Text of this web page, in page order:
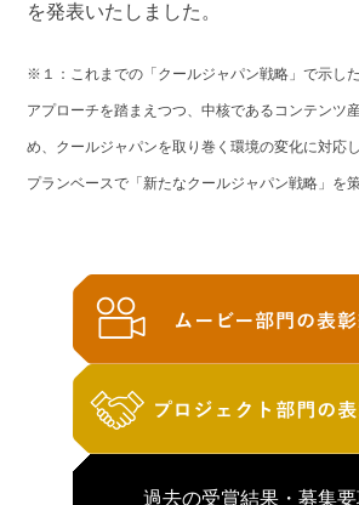
を発表いたしました。
※１：これまでの「クールジャパン戦略」で示し
アプローチを踏まえつつ、中核であるコンテンツ
め、クールジャパンを取り巻く環境の変化に対応
プランベースで「新たなクールジャパン戦略」を策
過去の受賞結果・募集